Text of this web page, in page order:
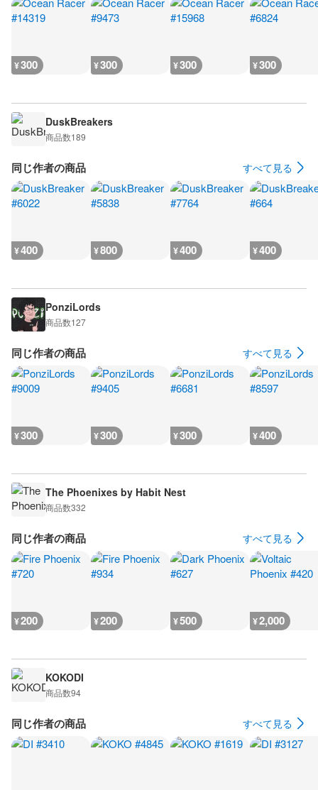
¥300 ¥300 ¥300 ¥300
DuskBreakers
商品数189
同じ作者の商品 すべて見る
¥400 ¥800 ¥400 ¥400
PonziLords
商品数127
同じ作者の商品 すべて見る
¥300 ¥300 ¥300 ¥400
The Phoenixes by Habit Nest
商品数332
同じ作者の商品 すべて見る
¥200 ¥200 ¥500 ¥2,000
KOKODI
商品数94
同じ作者の商品 すべて見る